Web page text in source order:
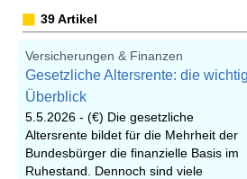
39 Artikel
Versicherungen & Finanzen
Gesetzliche Altersrente: die
Überblick
5.5.2026 - (€) Die gesetzliche
Altersrente bildet für die Mehrheit der
Bundesbürger die finanzielle Basis im
Ruhestand. Dennoch sind viele